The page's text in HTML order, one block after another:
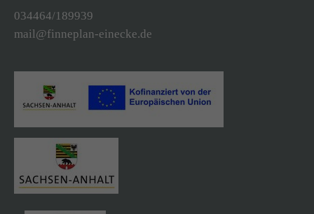
Lorem ipsum dolor sit amet, consectetuer
adipiscing elit.
massa. Cum sociis natoque penatibus et magnis
dis parturient montes, nascetur ridiculus mus.
034464/189939
mail@finneplan-einecke.de